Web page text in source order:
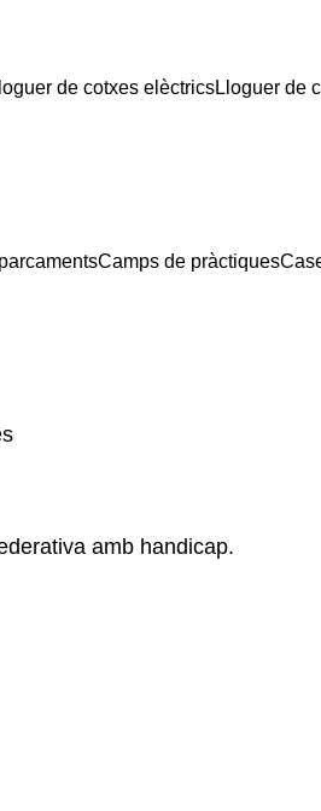
de cotxes elèctricsLloguer de
Camps de pràctiques
amb handicap.